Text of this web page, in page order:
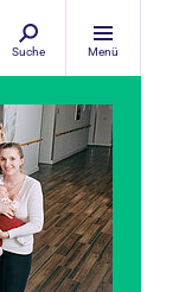
Suche Menü